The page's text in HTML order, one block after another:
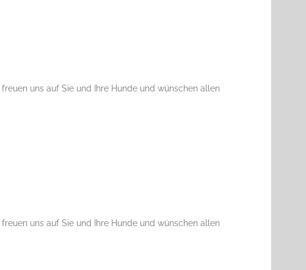
uns auf Sie und Ihre Hunde und wünschen allen
uns auf Sie und Ihre Hunde und wünschen allen